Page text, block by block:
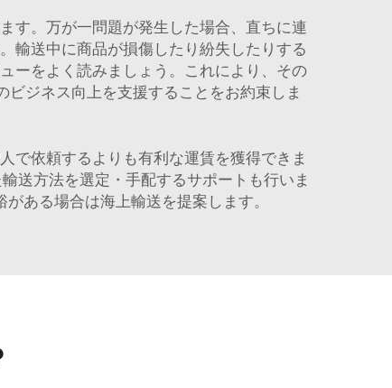
す。万が一問題が発生した場合、直ちに連
輸送中に商品が損傷したり紛失したりする
ーをよく読みましょう。これにより、その
ジネス向上を支援することをお約束しま
で依頼するよりも有利な運賃を獲得できま
送方法を選定・手配するサポートも行いま
ある場合は海上輸送を提案します。